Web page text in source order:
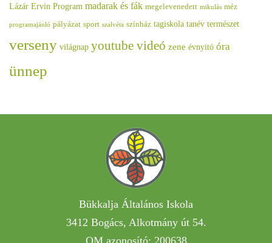
Lázár Ervin Program madarak és fák megelevenedett mikulás méz
programajánló pályázat sport szalvéta színház tagiskola tanév természet
verseny világnap youtube videó zene évnyitó óra
ünnep
Bükkalja Általános Iskola
3412 Bogács, Alkotmány út 54.